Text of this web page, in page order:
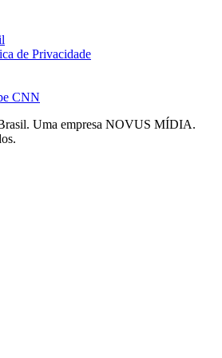
de Privacidade
CNN
Uma empresa NOVUS MÍDIA.